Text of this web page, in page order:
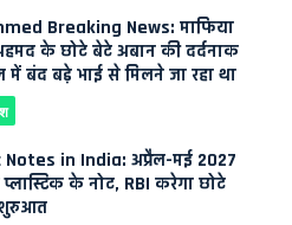
Breaking News: माफिया
के छोटे बेटे अबान की दर्दनाक
में बंद बड़े भाई से मिलने जा रहा था
in India: अप्रैल-मई 2027
के नोट, RBI करेगा छोटे
शुरुआत